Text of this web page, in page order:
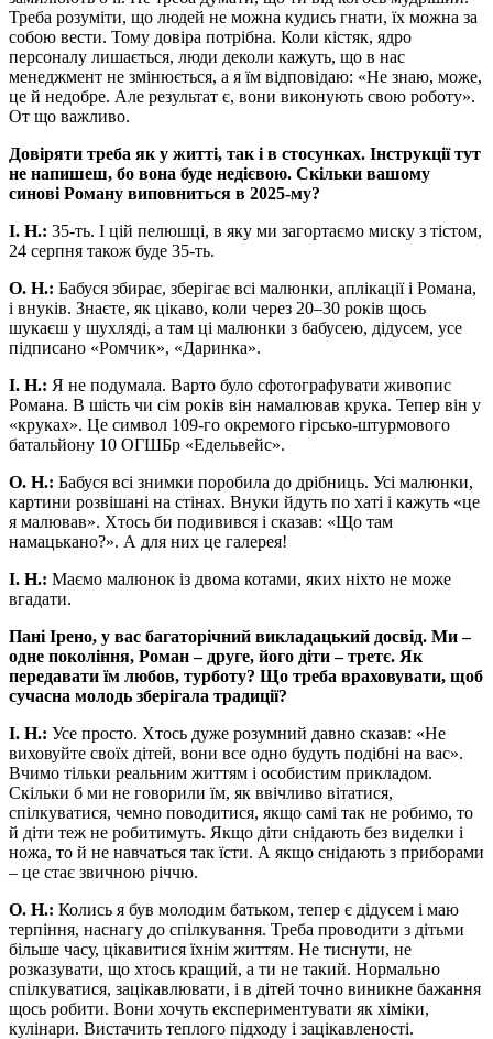
Треба розуміти, що людей не можна кудись гнати, їх можна за
собою вести. Тому довіра потрібна. Коли кістяк, ядро
персоналу лишається, люди деколи кажуть, що в нас
менеджмент не змінюється, а я їм відповідаю: «Не знаю, може,
це й недобре. Але результат є, вони виконують свою роботу».
От що важливо.
Довіряти треба як у житті, так і в стосунках. Інструкції тут
не напишеш, бо вона буде недієвою. Скільки вашому
синові Роману виповниться в 2025-му?
І. Н.: 35-ть. І цій пелюшці, в яку ми загортаємо миску з тістом,
24 серпня також буде 35-ть.
О. Н.: Бабуся збирає, зберігає всі малюнки, аплікації і Романа,
і внуків. Знаєте, як цікаво, коли через 20–30 років щось
шукаєш у шухляді, а там ці малюнки з бабусею, дідусем, усе
підписано «Ромчик», «Даринка».
І. Н.: Я не подумала. Варто було сфотографувати живопис
Романа. В шість чи сім років він намалював крука. Тепер він у
«круках». Це символ 109-го окремого гірсько-штурмового
батальйону 10 ОГШБр «Едельвейс».
О. Н.: Бабуся всі знимки поробила до дрібниць. Усі малюнки,
картини розвішані на стінах. Внуки йдуть по хаті і кажуть «це
я малював». Хтось би подивився і сказав: «Що там
намацькано?». А для них це галерея!
І. Н.: Маємо малюнок із двома котами, яких ніхто не може
вгадати.
Пані Ірено, у вас багаторічний викладацький досвід. Ми –
одне покоління, Роман – друге, його діти – третє. Як
передавати їм любов, турботу? Що треба враховувати, щоб
сучасна молодь зберігала традиції?
І. Н.: Усе просто. Хтось дуже розумний давно сказав: «Не
виховуйте своїх дітей, вони все одно будуть подібні на вас».
Вчимо тільки реальним життям і особистим прикладом.
Скільки б ми не говорили їм, як ввічливо вітатися,
спілкуватися, чемно поводитися, якщо самі так не робимо, то
й діти теж не робитимуть. Якщо діти снідають без виделки і
ножа, то й не навчаться так їсти. А якщо снідають з приборами
– це стає звичною річчю.
О. Н.: Колись я був молодим батьком, тепер є дідусем і маю
терпіння, наснагу до спілкування. Треба проводити з дітьми
більше часу, цікавитися їхнім життям. Не тиснути, не
розказувати, що хтось кращий, а ти не такий. Нормально
спілкуватися, зацікавлювати, і в дітей точно виникне бажання
щось робити. Вони хочуть експериментувати як хіміки,
кулінари. Вистачить теплого підходу і зацікавленості.